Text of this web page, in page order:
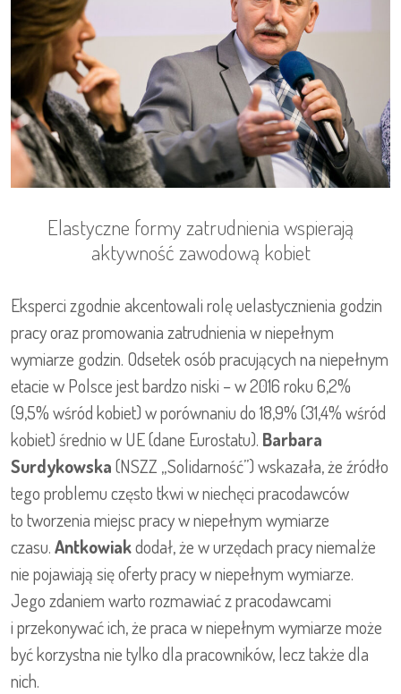
Elastyczne formy zatrudnienia wspierają
aktywność zawodową kobiet
Eksperci zgodnie akcentowali rolę uelastycznienia godzin
pracy oraz promowania zatrudnienia w niepełnym
wymiarze godzin. Odsetek osób pracujących na niepełnym
etacie w Polsce jest bardzo niski – w 2016 roku 6,2%
(9,5% wśród kobiet) w porównaniu do 18,9% (31,4% wśród
kobiet) średnio w UE (dane Eurostatu). Barbara
Surdykowska(NSZZ „Solidarność”) wskazała, że źródło
tego problemu często tkwi w niechęci pracodawców
to tworzenia miejsc pracy w niepełnym wymiarze
czasu.Antkowiakdodał, że w urzędach pracy niemalże
nie pojawiają się oferty pracy w niepełnym wymiarze.
Jego zdaniem warto rozmawiać z pracodawcami
i przekonywać ich, że praca w niepełnym wymiarze może
być korzystna nie tylko dla pracowników, lecz także dla
nich.